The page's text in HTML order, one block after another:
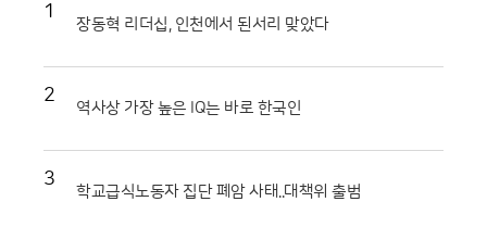
1
장동혁 리더십, 인천에서 된서리 맞았다
2
역사상 가장 높은 IQ는 바로 한국인
3
학교급식노동자 집단 폐암 사태..대책위 출범